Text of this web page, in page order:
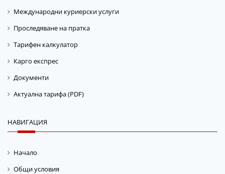
Международни куриерски услуги
Проследяване на пратка
Тарифен калкулатор
Карго експрес
Документи
Актуална тарифа (PDF)
НАВИГАЦИЯ
Начало
Общи условия